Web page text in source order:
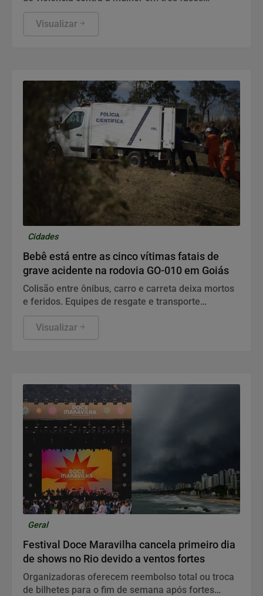
ajuda imediata.
Visualizar
Cidades
Bebê está entre as cinco vítimas fatais de
grave acidente na rodovia GO-010 em Goiás
Colisão entre ônibus, carro e carreta deixa mortos
e feridos. Equipes de resgate e transporte
estado grave.
Visualizar
Geral
Festival Doce Maravilha cancela primeiro dia
de shows no Rio devido a ventos fortes
Organizadoras oferecem reembolso total ou troca
de bilhetes para o fim de semana após fortes